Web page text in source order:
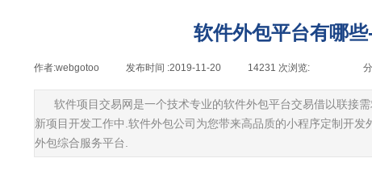
软件外包平台有哪
作者:webgotoo 发布时间 :2019-11-20 14231 次浏览:
软件项目交易网是一个技术专业的软件外包平台交易借以联接
新项目开发工作中.软件外包公司为您带来高品质的小程序定制开
外包综合服务平台.